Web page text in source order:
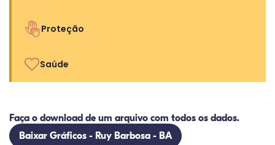
Proteção
Saúde
Faça o download de um arquivo com todos os dados.
Baixar Gráficos - Ruy Barbosa - BA